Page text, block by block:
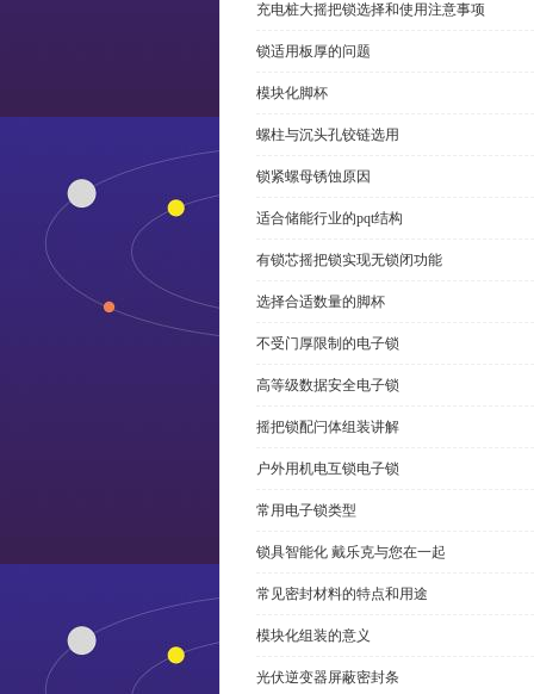
充电桩大摇把锁选择和使用注意事项
锁适用板厚的问题
模块化脚杯
螺柱与沉头孔铰链选用
锁紧螺母锈蚀原因
适合储能行业的pqt结构
有锁芯摇把锁实现无锁闭功能
选择合适数量的脚杯
不受门厚限制的电子锁
高等级数据安全电子锁
摇把锁配闩体组装讲解
户外用机电互锁电子锁
常用电子锁类型
锁具智能化 戴乐克与您在一起
常见密封材料的特点和用途
模块化组装的意义
光伏逆变器屏蔽密封条